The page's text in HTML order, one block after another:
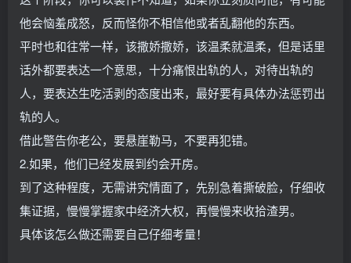
他会恼羞成怒，反而怪你不相信他或者乱翻他的东西。
平时也和往常一样，该撒娇撒娇，该温柔就温柔，但是话里
话外都要表达一个意思，十分痛恨出轨的人，对待出轨的
人，要表达生吃活剥的态度出来，最好要有具体办法惩罚出
轨的人。
借此警告你老公，要悬崖勒马，不要再犯错。
2.如果，他们已经发展到约会开房。
到了这种程度，无需讲究情面了，先别急着撕破脸，仔细收
集证据，慢慢掌握家中经济大权，再慢慢来收拾渣男。
具体该怎么做还需要自己仔细考量！